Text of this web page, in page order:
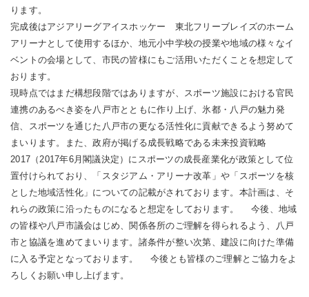
ります。
完成後はアジアリーグアイスホッケー 東北フリーブレイズのホーム
アリーナとして使用するほか、地元小中学校の授業や地域の様々なイ
ベントの会場として、市民の皆様にもご活用いただくことを想定して
おります。
現時点ではまだ構想段階ではありますが、スポーツ施設における官民
連携のあるべき姿を八戸市とともに作り上げ、氷都・八戸の魅力発
信、スポーツを通じた八戸市の更なる活性化に貢献できるよう努めて
まいります。また、政府が掲げる成長戦略である未来投資戦略
2017（2017年6月閣議決定）にスポーツの成長産業化が政策として位
置付けられており、「スタジアム・アリーナ改革」や「スポーツを核
とした地域活性化」についての記載がされております。本計画は、そ
れらの政策に沿ったものになると想定をしております。 今後、地域
の皆様や八戸市議会はじめ、関係各所のご理解を得られるよう、八戸
市と協議を進めてまいります。諸条件が整い次第、建設に向けた準備
に入る予定となっております。 今後とも皆様のご理解とご協力をよ
ろしくお願い申し上げます。